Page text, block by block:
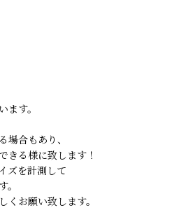
す。
合もあり、
きる様に致します！
ズを計測して
お願い致します。